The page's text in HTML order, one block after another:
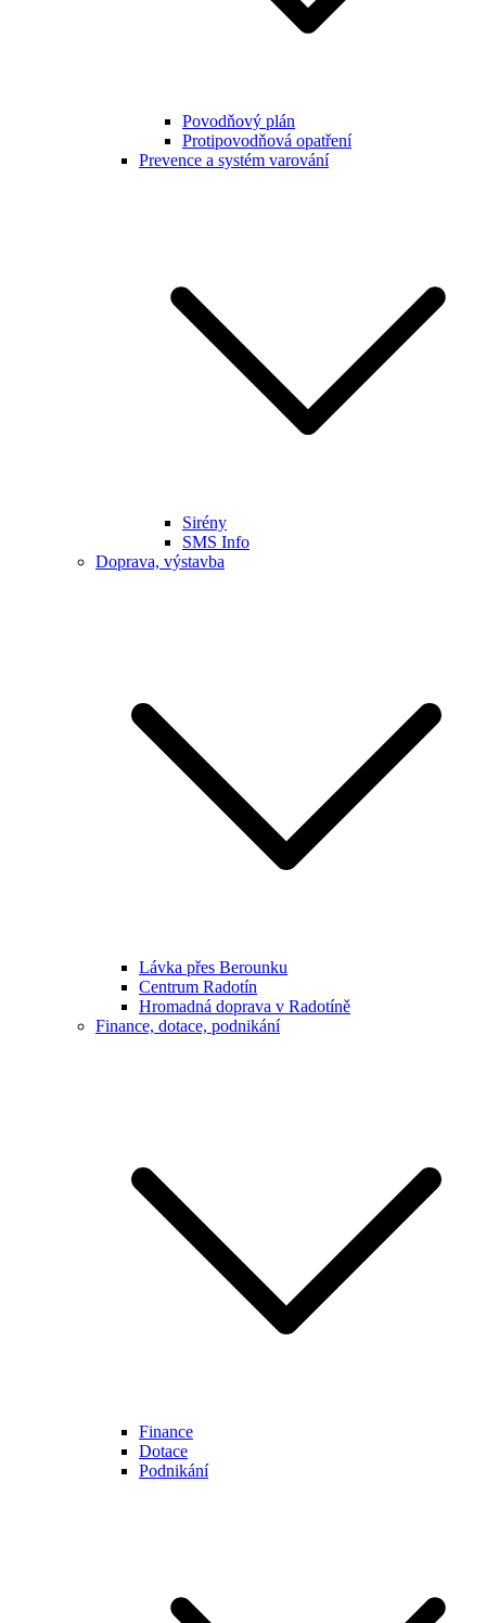
Povodňový plán
Protipovodňová opatření
Prevence a systém varování
Sirény
SMS Info
Doprava, výstavba
Lávka přes Berounku
Centrum Radotín
Hromadná doprava v Radotíně
Finance, dotace, podnikání
Finance
Dotace
Podnikání